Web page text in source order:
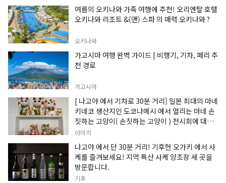
여름의 오키나와 가족 여행에 추천! 오리엔탈 호텔
오키나와 리조트 &(앤) 스파 의 매력 오키나와 ?
오키나와
가고시마 여행 완벽 가이드 | 비행기, 기차, 페리 추
천 경로
가고시마
[ 나고야 에서 기차로 30분 거리] 일본 최대의 마네
키네코 생산지인 도코나메시 에서 열리는 마네 손
짓하는 고양이( 손짓하는 고양이 ) 전시회에 대한
정보입니다.
아이치
나고야 에서 단 30분 거리! 기후현 오가키 에서 사
케를 즐겨보세요! 지역 특산 사케 양조장 세 곳을
방문합니다.
기후